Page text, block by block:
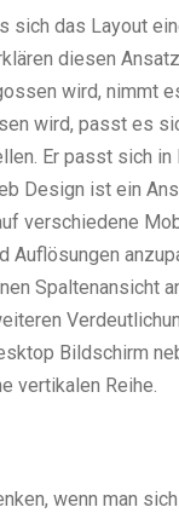
das Layout
diesen
wird, nimmt
wird, passt es
Er passt sich
Design ist ein
verschiedene
Spaltenansicht
Bildschirm
vertikalen Reihe.
wenn man